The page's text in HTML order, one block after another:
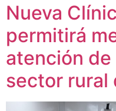
Nueva
permitirá
atención de
sector rural